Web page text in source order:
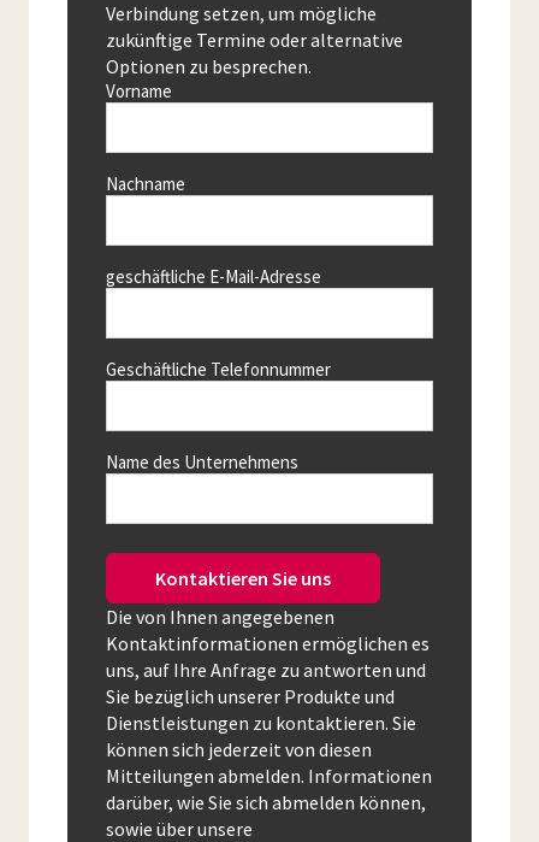
Verbindung setzen, um mögliche
zukünftige Termine oder alternative
Optionen zu besprechen.
Vorname
Nachname
geschäftliche E-Mail-Adresse
Geschäftliche Telefonnummer
Name des Unternehmens
Kontaktieren Sie uns
Die von Ihnen angegebenen
Kontaktinformationen ermöglichen es
uns, auf Ihre Anfrage zu antworten und
Sie bezüglich unserer Produkte und
Dienstleistungen zu kontaktieren. Sie
können sich jederzeit von diesen
Mitteilungen abmelden. Informationen
darüber, wie Sie sich abmelden können,
sowie über unsere